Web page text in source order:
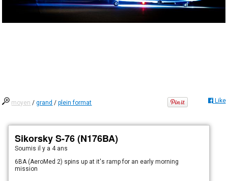
moyen /grand /plein format Like
Sikorsky S-76 (N176BA)
Soumisil y a 4 ans
6BA (AeroMed 2) spins up at it's ramp for an early morning
mission